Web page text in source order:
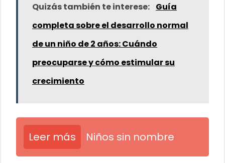
Quizás también te interese: Guía
completa sobre el desarrollo normal
de un niño de 2 años: Cuándo
preocuparse y cómo estimular su
crecimiento
Leer más Niños sin nombre